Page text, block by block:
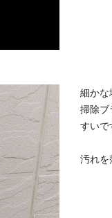
細かな
掃除ブ
すいで
汚れを